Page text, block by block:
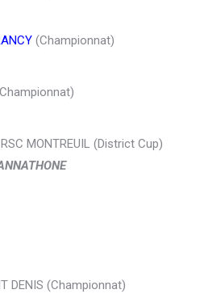
(Championnat)
MONTREUIL (District Cup)
DENIS (Championnat)